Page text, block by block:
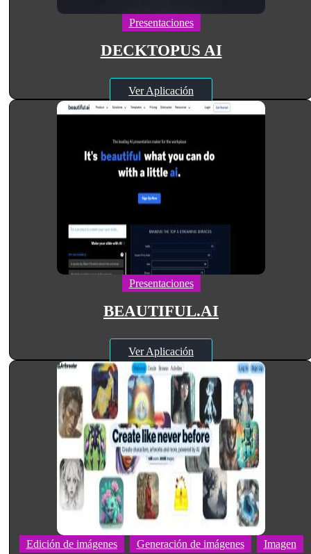
Presentaciones
DECKTOPUS AI
Ver Aplicación
Presentaciones
BEAUTIFUL.AI
Ver Aplicación
Edición de imágenes Generación de imágenes Imagen